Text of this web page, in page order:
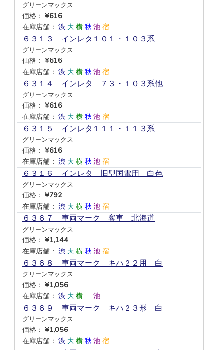
グリーンマックス
価格： ¥616
在庫店舗： 渋 大 横 秋 池 宿
６３１３ インレタ１０１・１０３系
グリーンマックス
価格： ¥616
在庫店舗： 渋 大 横 秋 池 宿
６３１４ インレタ ７３・１０３系他
グリーンマックス
価格： ¥616
在庫店舗： 渋 大 横 秋 池 宿
６３１５ インレタ１１１・１１３系
グリーンマックス
価格： ¥616
在庫店舗： 渋 大 横 秋 池 宿
６３１６ インレタ 旧型国電用 白色
グリーンマックス
価格： ¥792
在庫店舗： 渋 大 横 秋 池 宿
６３６７ 車両マーク 客車 北海道
グリーンマックス
価格： ¥1,144
在庫店舗： 渋 大 横 秋 池 宿
６３６８ 車両マーク キハ２２用 白
グリーンマックス
価格： ¥1,056
在庫店舗： 渋 大 横 池
６３６９ 車両マーク キハ２３形 白
グリーンマックス
価格： ¥1,056
在庫店舗： 渋 大 横 秋 池 宿